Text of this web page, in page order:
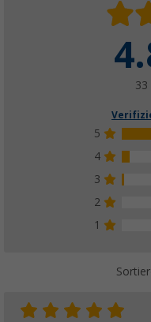
33
5
4
3
2
1